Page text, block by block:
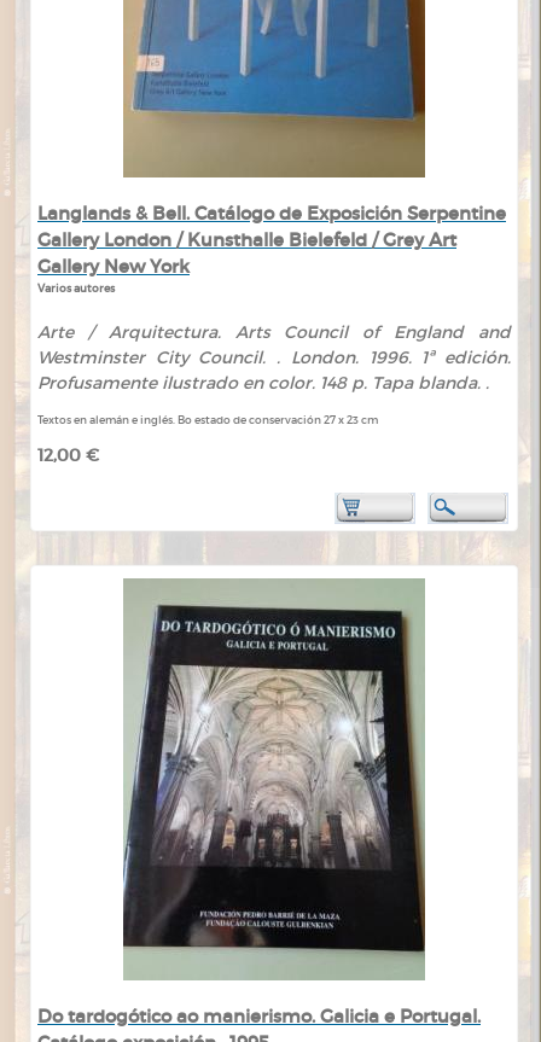
Langlands & Bell. Catálogo de Exposición Serpentine
Gallery London / Kunsthalle Bielefeld / Grey Art
Gallery New York
Varios autores
Arte / Arquitectura. Arts Council of England and
Westminster City Council. . London. 1996. 1ª edición.
Profusamente ilustrado en color. 148 p. Tapa blanda. .
Textos en alemán e inglés. Bo estado de conservación 27 x 23 cm
12,00 €
Do tardogótico ao manierismo. Galicia e Portugal.